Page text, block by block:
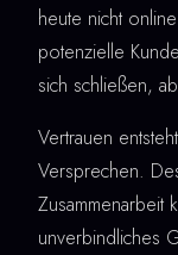
heute nicht
potenzielle
sich schließen,
Vertrauen
Versprechen.
Zusammenarbeit
unverbindliches